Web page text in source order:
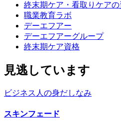
終末期ケア・看取りケアの
職業教育ラボ
デーエフアー
デーエフアーグループ
終末期ケア資格
見逃しています
ビジネス人の身だしなみ
スキンフェード